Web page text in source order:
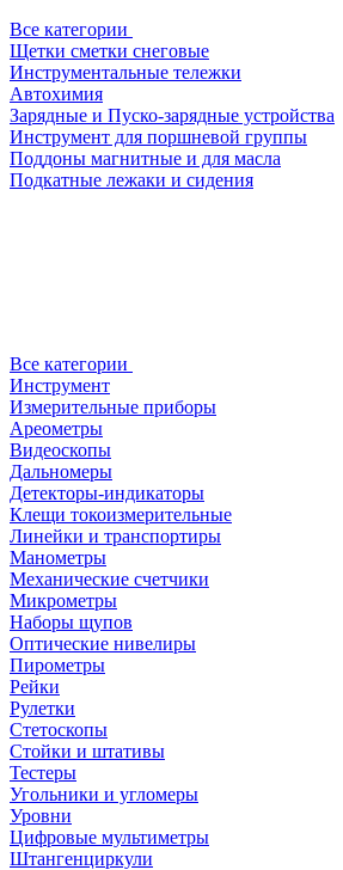
Все категории
Щетки сметки снеговые
Инструментальные тележки
Автохимия
Зарядные и Пуско-зарядные устройства
Инструмент для поршневой группы
Поддоны магнитные и для масла
Подкатные лежаки и сидения
Все категории
Инструмент
Измерительные приборы
Ареометры
Видеоскопы
Дальномеры
Детекторы-индикаторы
Клещи токоизмерительные
Линейки и транспортиры
Манометры
Механические счетчики
Микрометры
Наборы щупов
Оптические нивелиры
Пирометры
Рейки
Рулетки
Стетоскопы
Стойки и штативы
Тестеры
Угольники и угломеры
Уровни
Цифровые мультиметры
Штангенциркули